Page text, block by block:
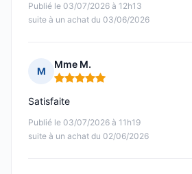
Publié le 03/07/2026 à 12h13
suite à un achat du 03/06/2026
M
Mme M.
Note : 5 sur 5
Publié le 03/07/2026 à 11h19
suite à un achat du 02/06/2026
Satisfaite